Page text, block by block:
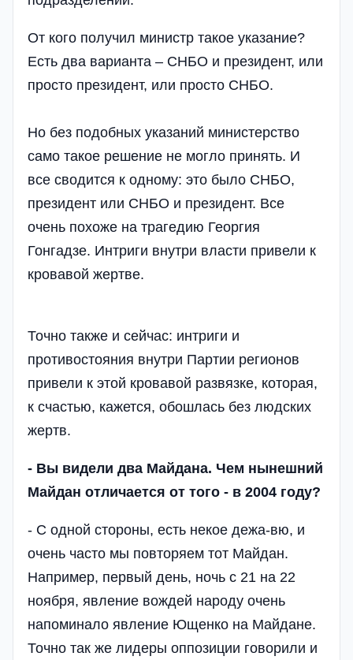
От кого получил министр такое указание?
Есть два варианта – СНБО и президент, или
просто президент, или просто СНБО.
Но без подобных указаний министерство
само такое решение не могло принять. И
все сводится к одному: это было СНБО,
президент или СНБО и президент. Все
очень похоже на трагедию Георгия
Гонгадзе. Интриги внутри власти привели к
кровавой жертве.
Точно также и сейчас: интриги и
противостояния внутри Партии регионов
привели к этой кровавой развязке, которая,
к счастью, кажется, обошлась без людских
жертв.
- Вы видели два Майдана. Чем нынешний
Майдан отличается от того - в 2004 году?
- С одной стороны, есть некое дежа-вю, и
очень часто мы повторяем тот Майдан.
Например, первый день, ночь с 21 на 22
ноября, явление вождей народу очень
напоминало явление Ющенко на Майдане.
Точно так же лидеры оппозиции говорили и